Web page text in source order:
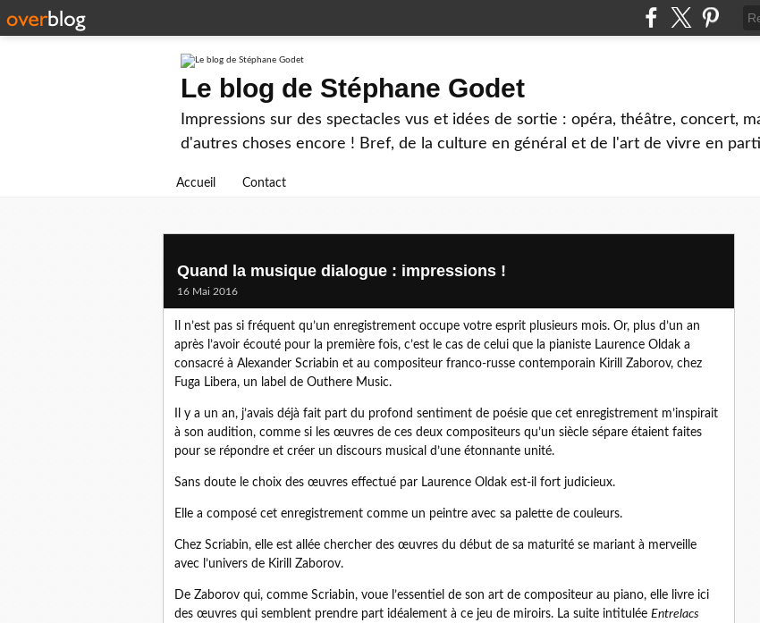
Le blog de Stéphane Godet
Impressions sur des spectacles vus et idées de sortie : opéra, théâtre, concert,
d'autres choses encore ! Bref, de la culture en général et de l'art de vivre en
Accueil Contact
Quand la musique dialogue : impressions !
16 Mai 2016
Il n’est pas si fréquent qu’un enregistrement occupe votre esprit plusieurs mois. Or, plus d’un an
après l’avoir écouté pour la première fois, c’est le cas de celui que la pianiste Laurence Oldak a
consacré à Alexander Scriabin et au compositeur franco-russe contemporain Kirill Zaborov, chez
Fuga Libera, un label de Outhere Music.
Il y a un an, j’avais déjà fait part du profond sentiment de poésie que cet enregistrement m’inspirait
à son audition, comme si les œuvres de ces deux compositeurs qu’un siècle sépare étaient faites
pour se répondre et créer un discours musical d’une étonnante unité.
Sans doute le choix des œuvres effectué par Laurence Oldak est-il fort judicieux.
Elle a composé cet enregistrement comme un peintre avec sa palette de couleurs.
Chez Scriabin, elle est allée chercher des œuvres du début de sa maturité se mariant à merveille
avec l’univers de Kirill Zaborov.
De Zaborov qui, comme Scriabin, voue l’essentiel de son art de compositeur au piano, elle livre ici
des œuvres qui semblent prendre part idéalement à ce jeu de miroirs. La suite intitulée Entrelacs